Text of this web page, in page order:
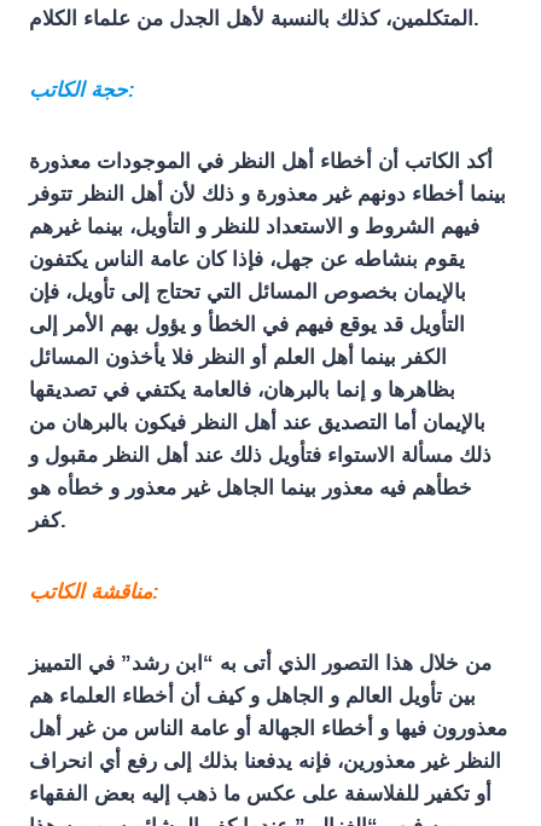
المتكلمين، كذلك بالنسبة لأهل الجدل من علماء الكلام.
حجة الكاتب:
أكد الكاتب أن أخطاء أهل النظر في الموجودات معذورة
بينما أخطاء دونهم غير معذورة و ذلك لأن أهل النظر تتوفر
فيهم الشروط و الاستعداد للنظر و التأويل، بينما غيرهم
يقوم بنشاطه عن جهل، فإذا كان عامة الناس يكتفون
بالإيمان بخصوص المسائل التي تحتاج إلى تأويل، فإن
التأويل قد يوقع فيهم في الخطأ و يؤول بهم الأمر إلى
الكفر بينما أهل العلم أو النظر فلا يأخذون المسائل
بظاهرها و إنما بالبرهان، فالعامة يكتفي في تصديقها
بالإيمان أما التصديق عند أهل النظر فيكون بالبرهان من
ذلك مسألة الاستواء فتأويل ذلك عند أهل النظر مقبول و
خطأهم فيه معذور بينما الجاهل غير معذور و خطأه هو
كفر.
مناقشة الكاتب:
من خلال هذا التصور الذي أتى به “ابن رشد” في التمييز
بين تأويل العالم و الجاهل و كيف أن أخطاء العلماء هم
معذورون فيها و أخطاء الجهالة أو عامة الناس من غير أهل
النظر غير معذورين، فإنه يدفعنا بذلك إلى رفع أي انحراف
أو تكفير للفلاسفة على عكس ما ذهب إليه بعض الفقهاء